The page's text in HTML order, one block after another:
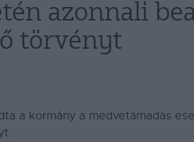
azonnali
törvényt
a kormány a medvetámadás